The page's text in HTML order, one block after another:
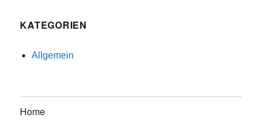
KATEGORIEN
Allgemein
Home